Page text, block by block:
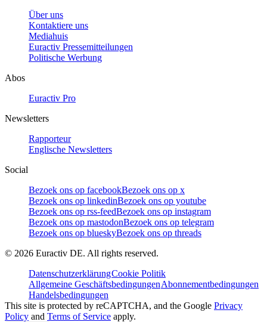
Über uns
Kontaktiere uns
Mediahuis
Euractiv Pressemitteilungen
Politische Werbung
Abos
Euractiv Pro
Newsletters
Rapporteur
Englische Newsletters
Social
Bezoek ons op facebookBezoek ons op x
Bezoek ons op linkedinBezoek ons op youtube
Bezoek ons op rss-feedBezoek ons op instagram
Bezoek ons op mastodonBezoek ons op telegram
Bezoek ons op blueskyBezoek ons op threads
© 2026 Euractiv DE. All rights reserved.
DatenschutzerklärungCookie Politik
Allgemeine GeschäftsbedingungenAbonnementbedingungen
Handelsbedingungen
This site is protected by reCAPTCHA, and the Google Privacy
Policy and Terms of Service apply.